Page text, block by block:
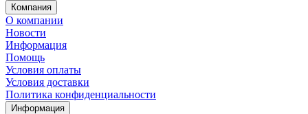
Компания
О компании
Новости
Информация
Помощь
Условия оплаты
Условия доставки
Политика конфиденциальности
Информация